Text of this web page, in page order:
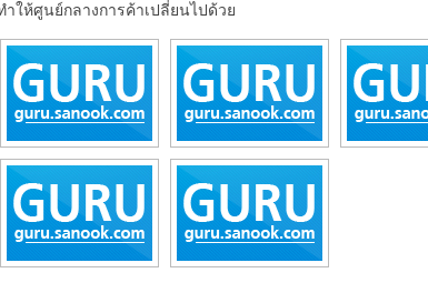
ำให้ศูนย์กลางการค้าเปลี่ยนไปด้วย